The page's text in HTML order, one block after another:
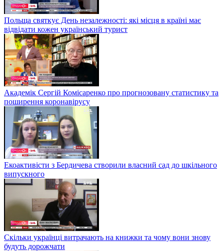
Польща святкує День незалежності: які місця в країні має
відвідати кожен український турист
Академік Сергій Комісаренко про прогнозовану статистику та
поширення коронавірусу
Екоактивісти з Бердичева створили власний сад до шкільного
випускного
Скільки українці витрачають на книжки та чому вони знову
будуть дорожчати